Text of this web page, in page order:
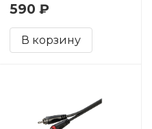
590 ₽
В корзину